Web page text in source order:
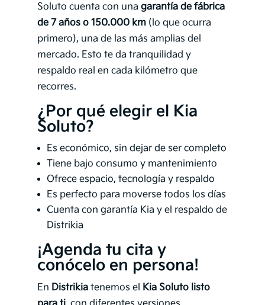
Soluto cuenta con una garantía de fábrica
de 7 años o 150.000 km(lo que ocurra
primero), una de las más amplias del
mercado. Esto te da tranquilidad y
respaldo real en cada kilómetro que
recorres.
¿Por qué elegir el Kia
Soluto?
Es económico, sin dejar de ser completo
Tiene bajo consumo y mantenimiento
Ofrece espacio, tecnología y respaldo
Es perfecto para moverse todos los días
Cuenta con garantía Kia y el respaldo de
Distrikia
¡Agenda tu cita y
conócelo en persona!
En Distrikiatenemos el Kia Soluto listo